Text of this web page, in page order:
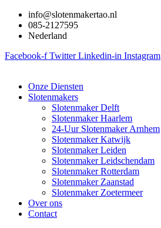
naar
info@slotenmakertao.nl
085-2127595
Nederland
Facebook-f Twitter Linkedin-in Instagram
Onze Diensten
Slotenmakers
Slotenmaker Delft
Slotenmaker Haarlem
24-Uur Slotenmaker Arnhem
Slotenmaker Katwijk
Slotenmaker Leiden
Slotenmaker Leidschendam
Slotenmaker Rotterdam
Slotenmaker Zaanstad
Slotenmaker Zoetermeer
Over ons
Contact